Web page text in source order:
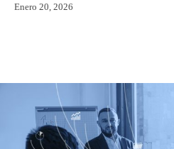
Enero 20, 2026